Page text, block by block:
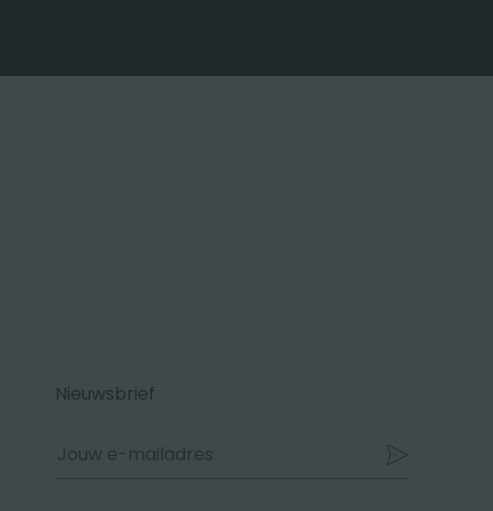
Nieuwsbrief